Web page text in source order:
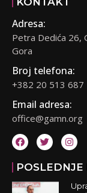
Adresa:
Petra Dedića 26,
Gora
Broj telefona:
+382 20 513 687
Email adresa:
office@gamn.org
POSLEDNJE